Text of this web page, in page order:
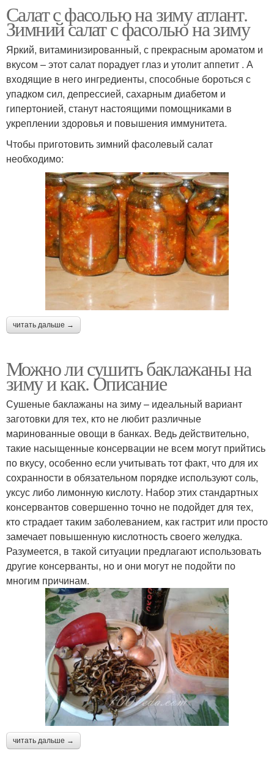
Салат с фасолью на зиму атлант.
Зимний салат с фасолью на зиму
Яркий, витаминизированный, с прекрасным ароматом и
вкусом – этот салат порадует глаз и утолит аппетит . А
входящие в него ингредиенты, способные бороться с
упадком сил, депрессией, сахарным диабетом и
гипертонией, станут настоящими помощниками в
укреплении здоровья и повышения иммунитета.
Чтобы приготовить зимний фасолевый салат
необходимо:
читать дальше →
Можно ли сушить баклажаны на
зиму и как. Описание
Сушеные баклажаны на зиму – идеальный вариант
заготовки для тех, кто не любит различные
маринованные овощи в банках. Ведь действительно,
такие насыщенные консервации не всем могут прийтись
по вкусу, особенно если учитывать тот факт, что для их
сохранности в обязательном порядке используют соль,
уксус либо лимонную кислоту. Набор этих стандартных
консервантов совершенно точно не подойдет для тех,
кто страдает таким заболеванием, как гастрит или просто
замечает повышенную кислотность своего желудка.
Разумеется, в такой ситуации предлагают использовать
другие консерванты, но и они могут не подойти по
многим причинам.
читать дальше →